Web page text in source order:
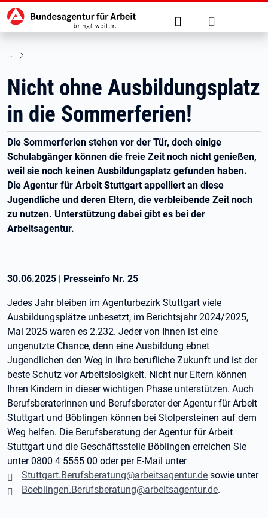
zu den Hauptinhalten springen
Hauptnavigation Suche Anmelden
Nicht ohne Ausbildungsplatz
in die Sommerferien!
Die Sommerferien stehen vor der Tür, doch einige
Schulabgänger können die freie Zeit noch nicht genießen,
weil sie noch keinen Ausbildungsplatz gefunden haben.
Die Agentur für Arbeit Stuttgart appelliert an diese
Jugendliche und deren Eltern, die verbleibende Zeit noch
zu nutzen. Unterstützung dabei gibt es bei der
Arbeitsagentur.
30.06.2025 | Presseinfo Nr. 25
Jedes Jahr bleiben im Agenturbezirk Stuttgart viele
Ausbildungsplätze unbesetzt, im Berichtsjahr 2024/2025,
Mai 2025 waren es 2.232. Jeder von Ihnen ist eine
ungenutzte Chance, denn eine Ausbildung ebnet
Jugendlichen den Weg in ihre berufliche Zukunft und ist der
beste Schutz vor Arbeitslosigkeit. Nicht nur Eltern können
Ihren Kindern in dieser wichtigen Phase unterstützen. Auch
Berufsberaterinnen und Berufsberater der Agentur für Arbeit
Stuttgart und Böblingen können bei Stolpersteinen auf dem
Weg helfen. Die Berufsberatung der Agentur für Arbeit
Stuttgart und die Geschäftsstelle Böblingen erreichen Sie
unter 0800 4 5555 00 oder per E-Mail unter
Stuttgart.Berufsberatung@arbeitsagentur.de sowie unter
Boeblingen.Berufsberatung@arbeitsagentur.de.